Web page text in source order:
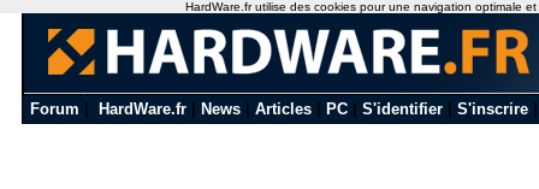
Forum HardWare.fr News Articles PC S'identifier S'inscrire
HardWare.fr utilise des cookies pour une navigation optimale